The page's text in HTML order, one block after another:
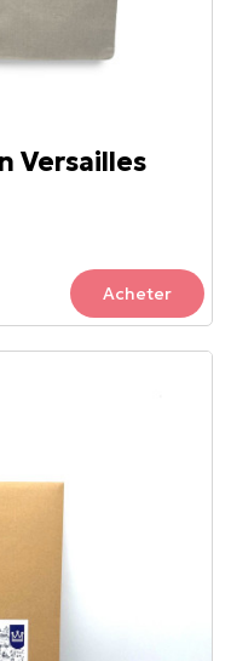
Versailles
Acheter